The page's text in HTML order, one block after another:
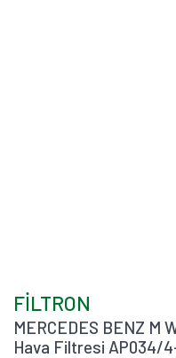
FİLTRON
MERCEDES BENZ M
Hava Filtresi AP034/